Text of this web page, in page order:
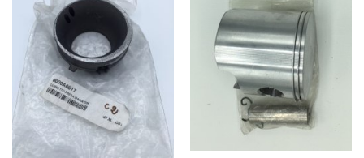
Aggiungi
alla lista
dei
desideri
Aggiungi
alla lista